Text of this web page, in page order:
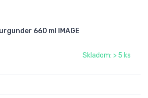
660 ml IMAGE
Skladom: > 5 ks